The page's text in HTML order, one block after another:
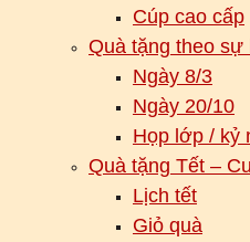
Cúp cao cấp
Quà tặng theo sự
Ngày 8/3
Ngày 20/10
Họp lớp / kỷ
Quà tặng Tết –
Lịch tết
Giỏ quà